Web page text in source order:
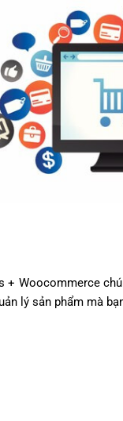
+ Woocommerce
lý sản phẩm mà